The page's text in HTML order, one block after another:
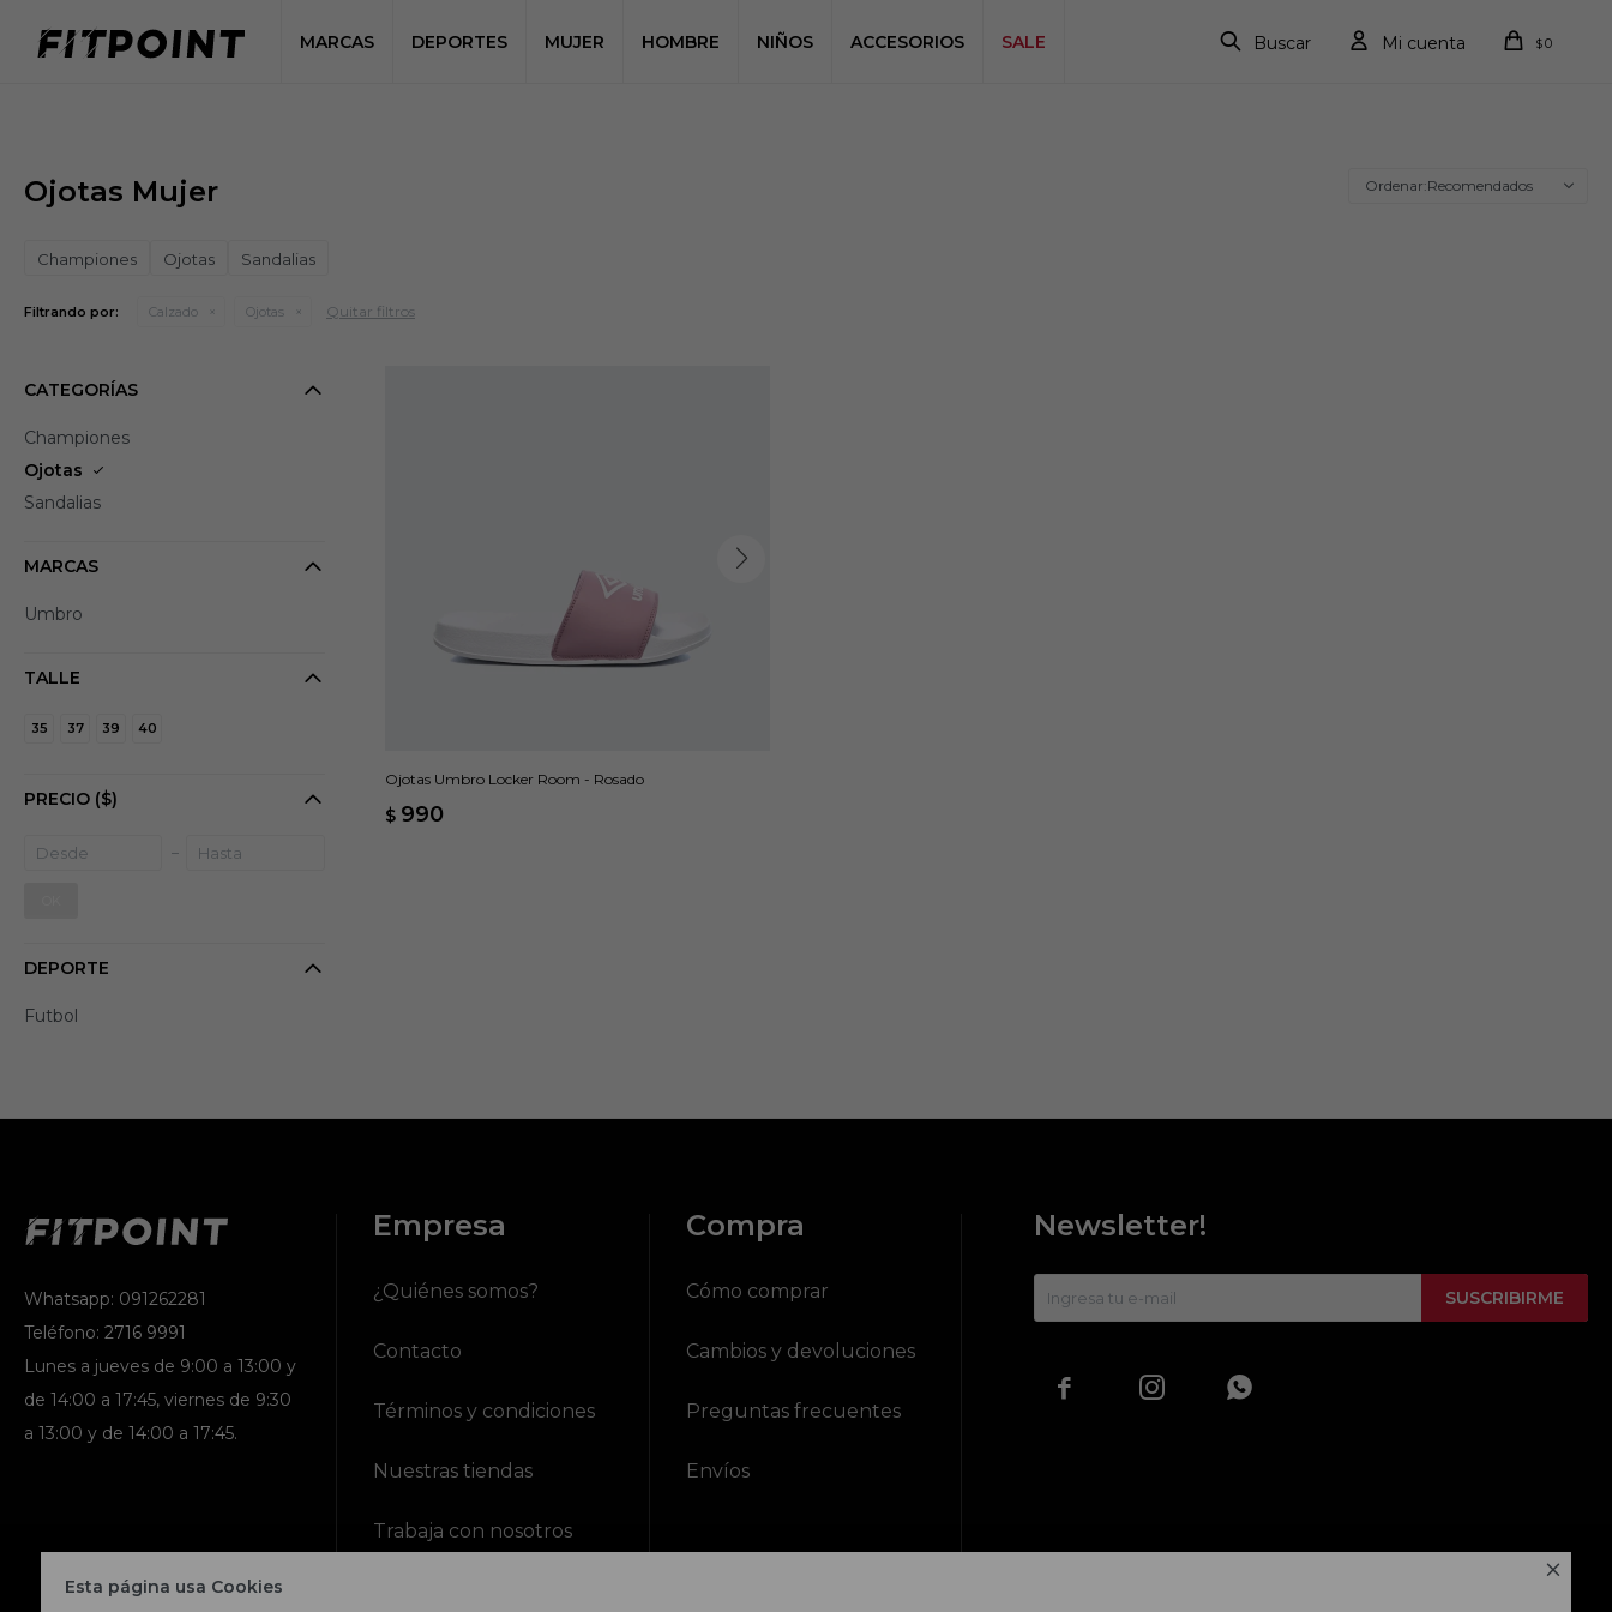

Esta página usa Cookies
MARCAS DEPORTES MUJER HOMBRE NIÑOS ACCESORIOS SALE $0
Ojotas Mujer Recomendados
Championes Ojotas Sandalias
Filtrando por: Calzado Ojotas Quitar filtros
Ojotas Umbro Locker Room - Rosado
$ 990
CATEGORÍAS
Championes
Ojotas
Sandalias
MARCAS
Umbro
TALLE
35 37 39 40
PRECIO ($)
DEPORTE
Futbol
Whatsapp: 091262281
Teléfono: 2716 9991
Lunes a jueves de 9:00 a 13:00 y
de 14:00 a 17:45, viernes de 9:30
a 13:00 y de 14:00 a 17:45.
Empresa
¿Quiénes somos?
Contacto
Términos y condiciones
Nuestras tiendas
Trabaja con nosotros
Compra
Cómo comprar
Cambios y devoluciones
Preguntas frecuentes
Envíos
Newsletter!
SUSCRIBIRME
  